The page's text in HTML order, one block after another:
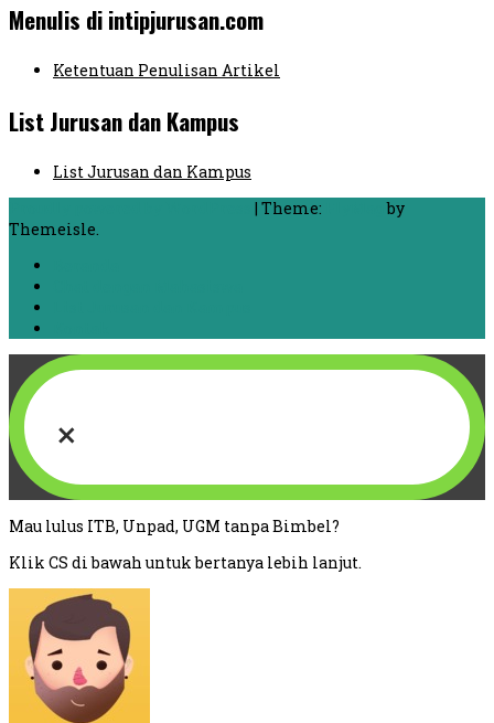
Menulis di intipjurusan.com
Ketentuan Penulisan Artikel
List Jurusan dan Kampus
List Jurusan dan Kampus
| Theme:
by
Themeisle.
×
Mau lulus ITB, Unpad, UGM tanpa Bimbel?
Klik CS di bawah untuk bertanya lebih lanjut.